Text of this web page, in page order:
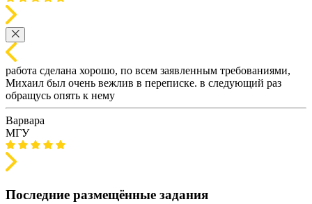
работа сделана хорошо, по всем заявленным требованиями,
Михаил был очень вежлив в переписке. в следующий раз
обращусь опять к нему
Варвара
МГУ
Последние размещённые задания